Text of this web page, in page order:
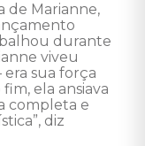
de Marianne,
durante
viveu
sua força
ela ansiava
completa e
diz